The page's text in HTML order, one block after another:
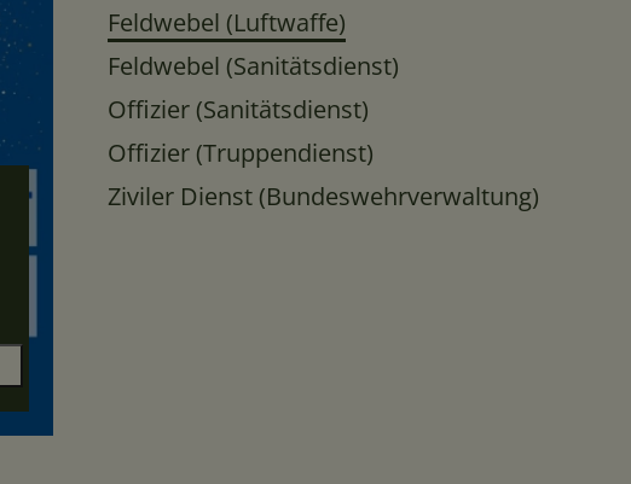
Feldwebel (Luftwaffe)
Feldwebel (Sanitätsdienst)
Offizier (Sanitätsdienst)
Offizier (Truppendienst)
Ziviler Dienst (Bundeswehrverwaltung)